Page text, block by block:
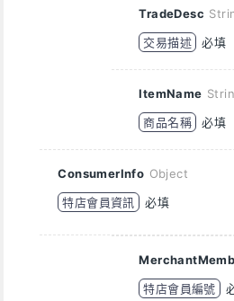
TradeDesc
交易描述
必填
ItemName
商品名稱
必填
ConsumerInfo Object
特店會員資訊
必填
特店會員編號